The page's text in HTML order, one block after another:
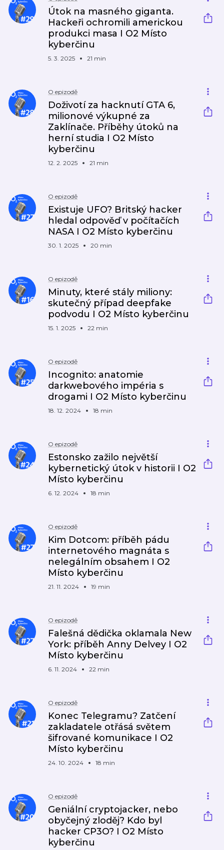
Útok na masného giganta.
Hackeři ochromili americkou
produkci masa I O2 Místo
kyberčinu
5. 3. 2025 21 min
O epizodě
Doživotí za hacknutí GTA 6,
milionové výkupné za
Zaklínače. Příběhy útoků na
herní studia I O2 Místo
kyberčinu
12. 2. 2025 21 min
O epizodě
Existuje UFO? Britský hacker
hledal odpověď v počítačích
NASA I O2 Místo kyberčinu
30. 1. 2025 20 min
O epizodě
Minuty, které stály miliony:
skutečný případ deepfake
podvodu I O2 Místo kyberčinu
15. 1. 2025 22 min
O epizodě
Incognito: anatomie
darkwebového impéria s
drogami I O2 Místo kyberčinu
18. 12. 2024 18 min
O epizodě
Estonsko zažilo největší
kybernetický útok v historii I O2
Místo kyberčinu
6. 12. 2024 18 min
O epizodě
Kim Dotcom: příběh pádu
internetového magnáta s
nelegálním obsahem I O2
Místo kyberčinu
21. 11. 2024 19 min
O epizodě
Falešná dědička oklamala New
York: příběh Anny Delvey I O2
Místo kyberčinu
6. 11. 2024 22 min
O epizodě
Konec Telegramu? Zatčení
zakladatele otřásá světem
šifrované komunikace I O2
Místo kyberčinu
24. 10. 2024 18 min
O epizodě
Geniální cryptojacker, nebo
obyčejný zloděj? Kdo byl
hacker CP3O? I O2 Místo
kyberčinu